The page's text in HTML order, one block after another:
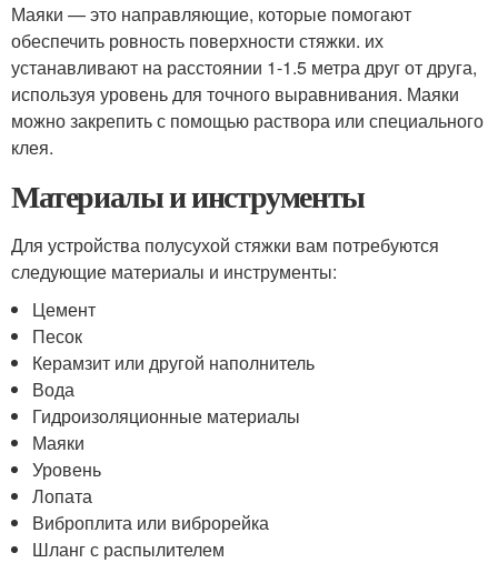
Маяки — это направляющие, которые помогают
обеспечить ровность поверхности стяжки. их
устанавливают на расстоянии 1-1.5 метра друг от друга,
используя уровень для точного выравнивания. Маяки
можно закрепить с помощью раствора или специального
клея.
Материалы и инструменты
Для устройства полусухой стяжки вам потребуются
следующие материалы и инструменты:
Цемент
Песок
Керамзит или другой наполнитель
Вода
Гидроизоляционные материалы
Маяки
Уровень
Лопата
Виброплита или виброрейка
Шланг с распылителем